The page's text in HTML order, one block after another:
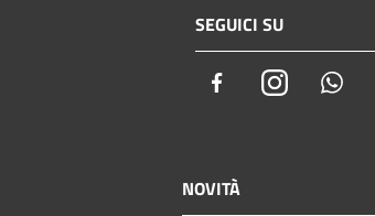
SEGUICI SU
FacebookInstagram
NOVITÀ